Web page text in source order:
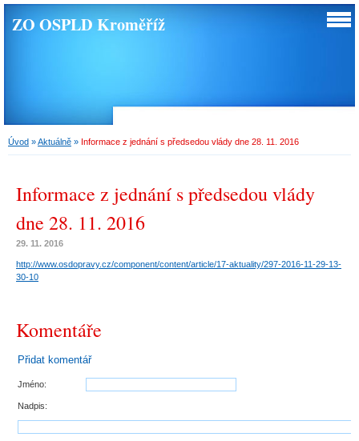
ZO OSPLD Kroměříž
Úvod »Aktuálně » Informace z jednání s předsedou vlády dne 28. 11. 2016
Informace z jednání s předsedou vlády
dne 28. 11. 2016
29. 11. 2016
http://www.osdopravy.cz/component/content/article/17-aktuality/297-2016-11-29-13-
30-10
Komentáře
Přidat komentář
Jméno:
Nadpis: